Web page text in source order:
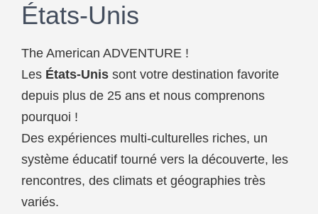
États-Unis
The American ADVENTURE !
Les États-Unis sont votre destination favorite
depuis plus de 25 ans et nous comprenons
pourquoi !
Des expériences multi-culturelles riches, un
système éducatif tourné vers la découverte, les
rencontres, des climats et géographies très
variés.